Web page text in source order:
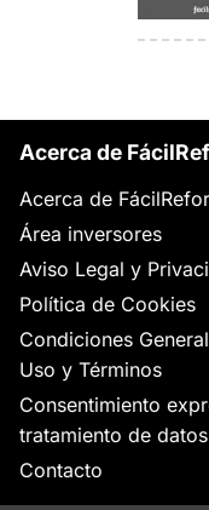
Acerca de
Acerca de
Área inversores
Aviso Legal y
Política de Cookies
Condiciones
Uso y Términos
Consentimiento
tratamiento de datos
Contacto